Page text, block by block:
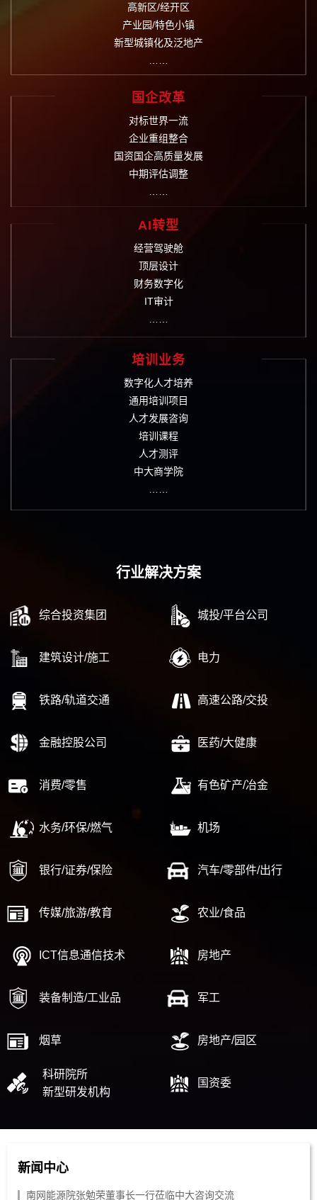
高新区/经开区
产业园/特色小镇
新型城镇化及泛地产
……
国企改革
对标世界一流
企业重组整合
国资国企高质量发展
中期评估调整
……
AI转型
经营驾驶舱
顶层设计
财务数字化
IT审计
……
培训业务
数字化人才培养
通用培训项目
人才发展咨询
培训课程
人才测评
中大商学院
……
行业解决方案
综合投资集团 城投/平台公司
建筑设计/施工 电力
铁路/轨道交通 高速公路/交投
金融控股公司 医药/大健康
消费/零售 有色矿产/冶金
水务/环保/燃气 机场
银行/证券/保险 汽车/零部件/出行
传媒/旅游/教育 农业/食品
ICT信息通信技术 房地产
装备制造/工业品 军工
烟草 房地产/园区
科研院所
新型研发机构
国资委
新闻中心
南网能源院张勉荣董事长一行莅临中大咨询交流